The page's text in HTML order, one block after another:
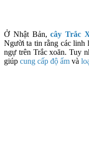
Ở Nhật Bản,cây Trắc
Người ta tin rằng các linh
ngự trên Trắc xoăn. Tuy
giúp cung cấp độ ẩm và